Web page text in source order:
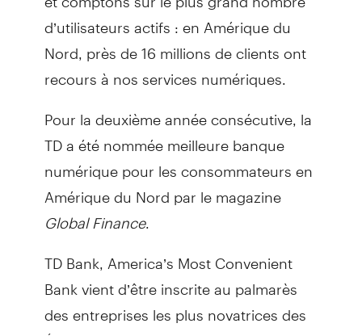
d’utilisateurs actifs : en Amérique du
Nord, près de 16 millions de clients ont
recours à nos services numériques.
Pour la deuxième année consécutive, la
TD a été nommée meilleure banque
numérique pour les consommateurs en
Amérique du Nord par le magazine
Global Finance.
TD Bank, America’s Most Convenient
Bank vient d’être inscrite au palmarès
des entreprises les plus novatrices des